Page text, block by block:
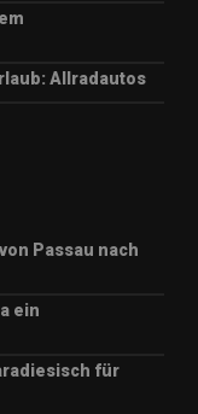
Allradautos
Passau nach
ein
für